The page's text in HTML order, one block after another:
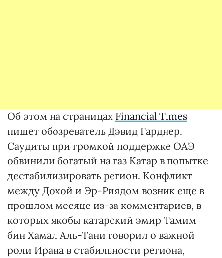
Об этом на страницах Financial Times
пишет обозреватель Дэвид Гарднер.
Саудиты при громкой поддержке ОАЭ
обвинили богатый на газ Катар в попытке
дестабилизировать регион. Конфликт
между Дохой и Эр-Риядом возник еще в
прошлом месяце из-за комментариев, в
которых якобы катарский эмир Тамим
бин Хамал Аль-Тани говорил о важной
роли Ирана в стабильности региона,